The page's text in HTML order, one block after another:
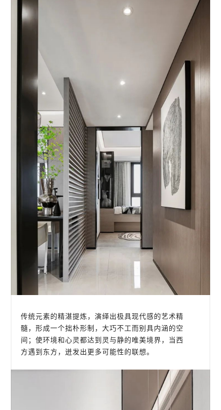
传统元素的精湛提炼，演绎出极具现代感的艺术精
髓，形成一个拙朴形制，大巧不工而别具内涵的空
间；使环境和心灵都达到灵与静的唯美境界，当西
方遇到东方，迸发出更多可能性的联想。